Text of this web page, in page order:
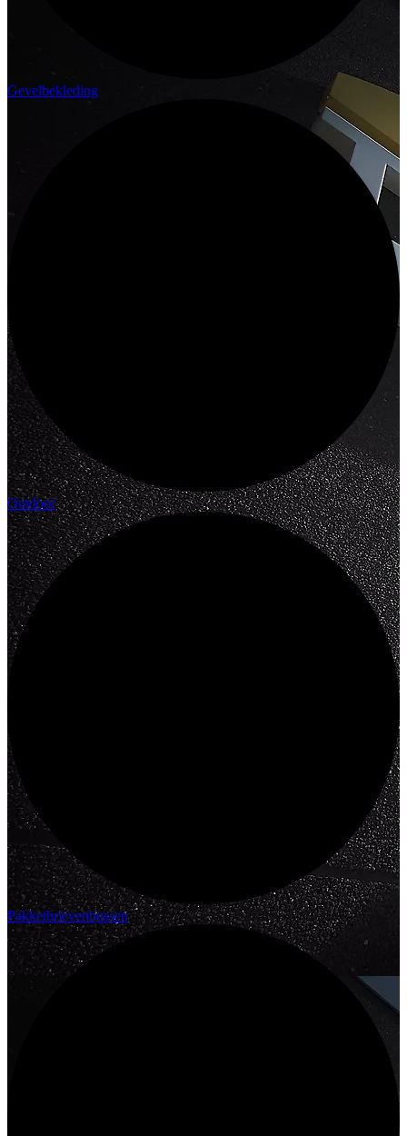
Gevelbekleding
Outdoor
Pakketbrievenbussen